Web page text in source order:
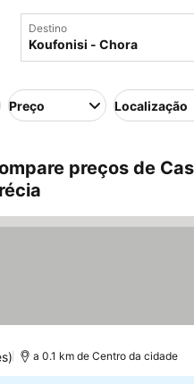
Destino
Preço Localização
preços de
a 0.1 km de Centro da cidade